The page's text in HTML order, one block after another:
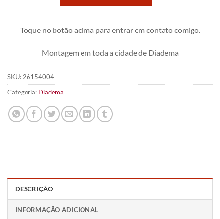
Toque no botão acima para entrar em contato comigo.
Montagem em toda a cidade de Diadema
SKU: 26154004
Categoria: Diadema
DESCRIÇÃO
INFORMAÇÃO ADICIONAL